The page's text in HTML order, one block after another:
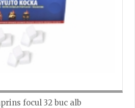
focul 32 buc alb